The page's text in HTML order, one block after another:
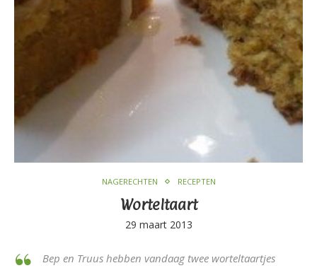
NAGERECHTEN RECEPTEN
Worteltaart
29 maart 2013
Bep en Truus hebben vandaag twee worteltaartjes